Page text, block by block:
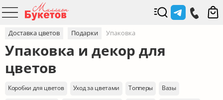
Доставка цветов Подарки Упаковка
Упаковка и декор для
цветов
Коробки для цветов Уход за цветами Топперы
Вазы